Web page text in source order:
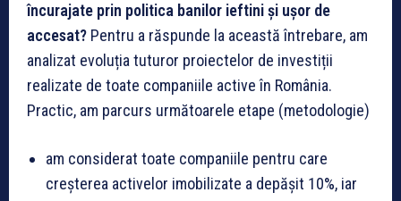
încurajate prin politica banilor ieftini și ușor de
accesat? Pentru a răspunde la această întrebare, am
analizat evoluția tuturor proiectelor de investiții
realizate de toate companiile active în România.
Practic, am parcurs următoarele etape (metodologie)
am considerat toate companiile pentru care
creșterea activelor imobilizate a depășit 10%, iar